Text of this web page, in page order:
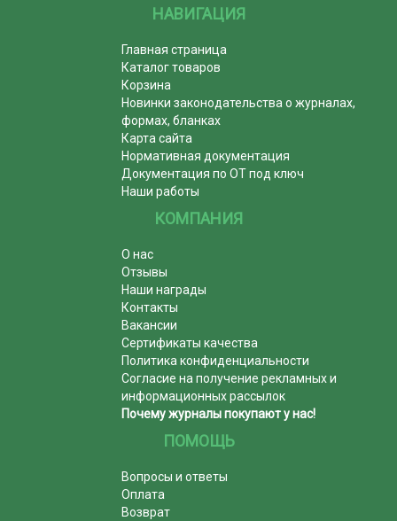
НАВИГАЦИЯ
Главная страница
Каталог товаров
Корзина
Новинки законодательства о журналах,
формах, бланках
Карта сайта
Нормативная документация
Документация по ОТ под ключ
Наши работы
КОМПАНИЯ
О нас
Отзывы
Наши награды
Контакты
Вакансии
Сертификаты качества
Политика конфиденциальности
Согласие на получение рекламных и
информационных рассылок
Почему журналы покупают у нас!
ПОМОЩЬ
Вопросы и ответы
Оплата
Возврат